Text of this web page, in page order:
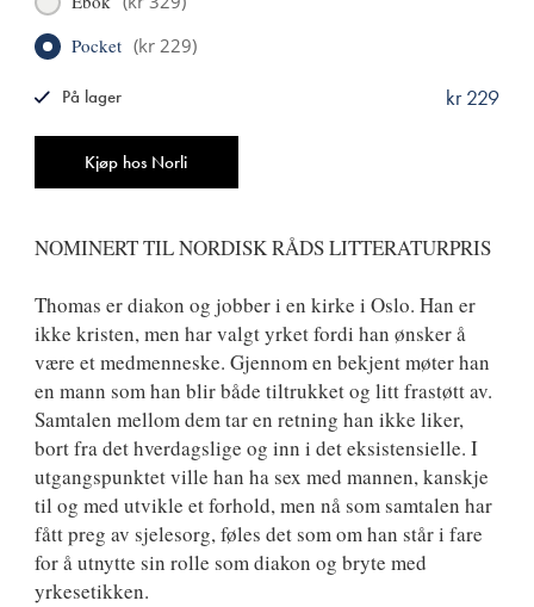
Pocket (kr 229)
Kjøp hos Norli
kr 229
På lager
NOMINERT TIL NORDISK RÅDS LITTERATURPRIS
Thomas er diakon og jobber i en kirke i Oslo. Han er
ikke kristen, men har valgt yrket fordi han ønsker å
være et medmenneske. Gjennom en bekjent møter han
en mann som han blir både tiltrukket og litt frastøtt av.
Samtalen mellom dem tar en retning han ikke liker,
bort fra det hverdagslige og inn i det eksistensielle. I
utgangspunktet ville han ha sex med mannen, kanskje
til og med utvikle et forhold, men nå som samtalen har
fått preg av sjelesorg, føles det som om han står i fare
for å utnytte sin rolle som diakon og bryte med
yrkesetikken.